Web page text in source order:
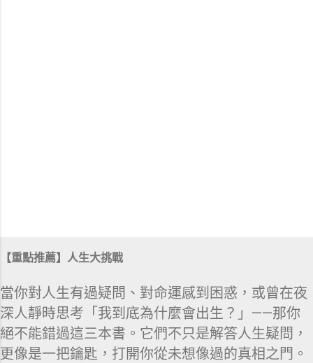
【重點推薦】人生大挑戰
當你對人生有過疑問、對命運感到困惑，或曾在夜
深人靜時思考「我到底為什麼會出生？」——那你
絕不能錯過這三本書。它們不只是解答人生疑問，
更像是一把鑰匙，打開你從未想像過的真相之門。